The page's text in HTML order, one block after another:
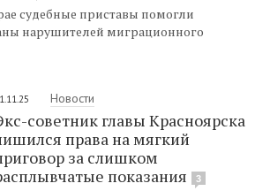
судебные приставы помогли
нарушителей миграционного
Новости
советник главы Красноярска
права на мягкий
за слишком
показания
3